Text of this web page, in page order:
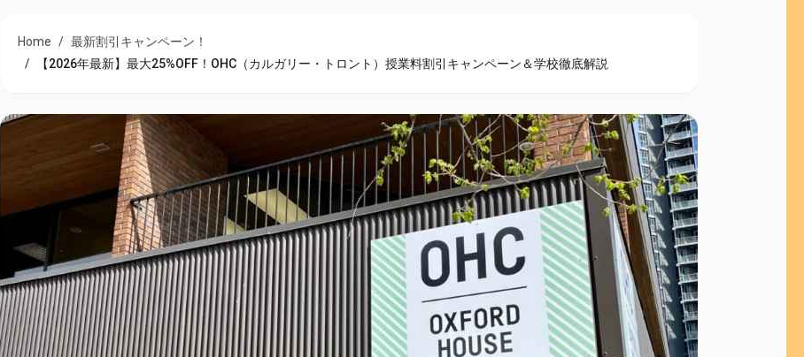
Home
最新割引キャンペーン！
【2026年最新】最大25%OFF！OHC（カルガリー・トロント）授業料割引キャンペーン＆学校徹底解説